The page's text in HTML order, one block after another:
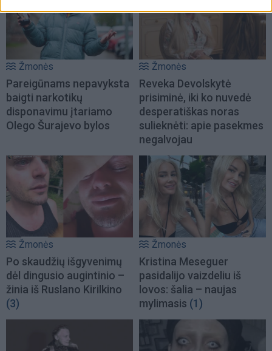
Žmonės
Pareigūnams nepavyksta
baigti narkotikų
disponavimu įtariamo
Olego Šurajevo bylos
Žmonės
Reveka Devolskytė
prisiminė, iki ko nuvedė
desperatiškas noras
sulieknėti: apie pasekmes
negalvojau
Žmonės
Po skaudžių išgyvenimų
dėl dingusio augintinio –
žinia iš Ruslano Kirilkino
(3)
Žmonės
Kristina Meseguer
pasidalijo vaizdeliu iš
lovos: šalia – naujas
mylimasis (1)